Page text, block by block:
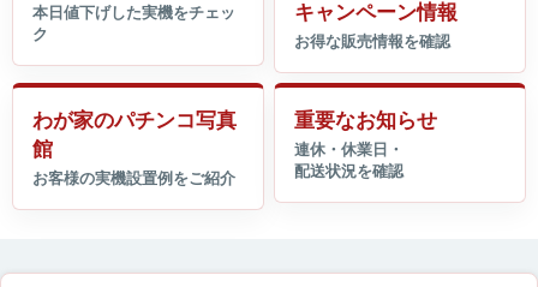
キャンペーン情報
わが家のパチンコ写真
館
重要なお知らせ